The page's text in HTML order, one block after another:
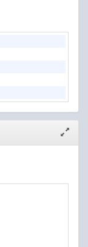
janela